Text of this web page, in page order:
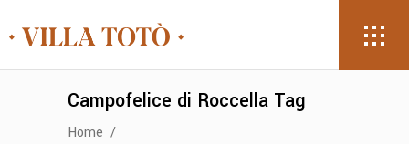
Campofelice di Roccella Tag
Home /